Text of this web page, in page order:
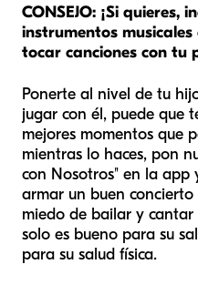
CONSEJO: ¡Si quieres,
instrumentos
tocar canciones con tu
Ponerte al nivel de tu
jugar con él, puede que
mejores momentos que
mientras lo haces, pon
con Nosotros" en la app
armar un buen
miedo de bailar y
solo es bueno para su
para su salud física.